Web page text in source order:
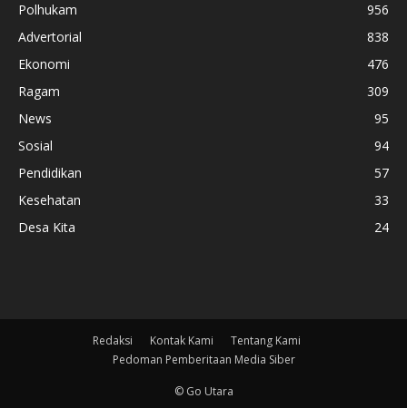
Polhukam
956
Advertorial
838
Ekonomi
476
Ragam
309
News
95
Sosial
94
Pendidikan
57
Kesehatan
33
Desa Kita
24
Redaksi Kontak Kami
Tentang Kami
Pedoman Pemberitaan Media Siber
© Go Utara